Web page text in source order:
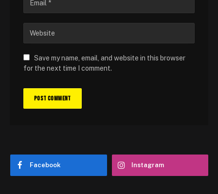
Save my name, email, and website in this browser
for the next time I comment.
Facebook Instagram